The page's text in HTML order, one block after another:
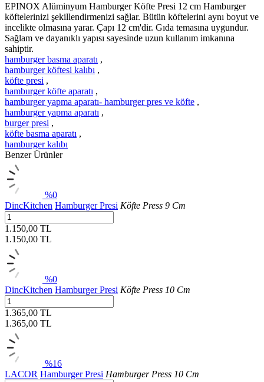
EPINOX Alüminyum Hamburger Köfte Presi 12 cm Hamburger
köftelerinizi şekillendirmenizi sağlar. Bütün köftelerini aynı boyut ve
incelikte olmasına yarar. Çapı 12 cm'dir. Gıda temasına uygundur.
Sağlam ve dayanıklı yapısı sayesinde uzun kullanım imkanına
sahiptir.
hamburger basma aparatı ,
hamburger köftesi kalıbı ,
köfte presi ,
hamburger köfte aparatı ,
hamburger yapma aparatı- hamburger pres ve köfte ,
hamburger yapma aparatı ,
burger presi ,
köfte basma aparatı ,
hamburger kalıbı
Benzer Ürünler
%0
DincKitchen Hamburger Presi Köfte Press 9 Cm
1.150,00 TL
1.150,00 TL
%0
DincKitchen Hamburger Presi Köfte Press 10 Cm
1.365,00 TL
1.365,00 TL
%16
LACOR Hamburger Presi Hamburger Press 10 Cm